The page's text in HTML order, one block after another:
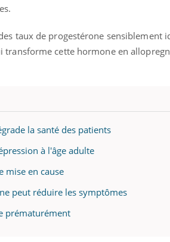
taux de progestérone sensiblement
transforme cette hormone en
la santé des patients
à l'âge adulte
mise en cause
peut réduire les symptômes
prématurément
Ramadan 2026
une période de questions, de